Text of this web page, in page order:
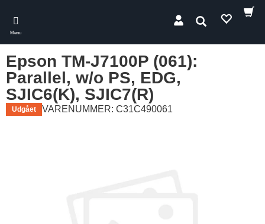
main
content
Menu
Søg
Epson TM-J7100P (061):
Parallel, w/o PS, EDG,
SJIC6(K), SJIC7(R)
Udgået VARENUMMER: C31C490061